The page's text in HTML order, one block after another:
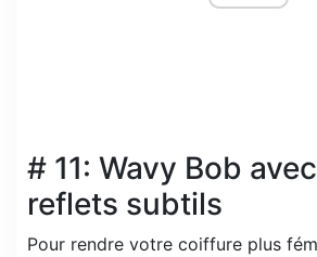
# 11: Wavy Bob
reflets subtils
Pour rendre votre coiffure plus